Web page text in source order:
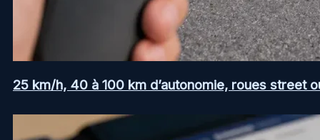
25 km/h, 40 à 100 km d’autonomie, roues street